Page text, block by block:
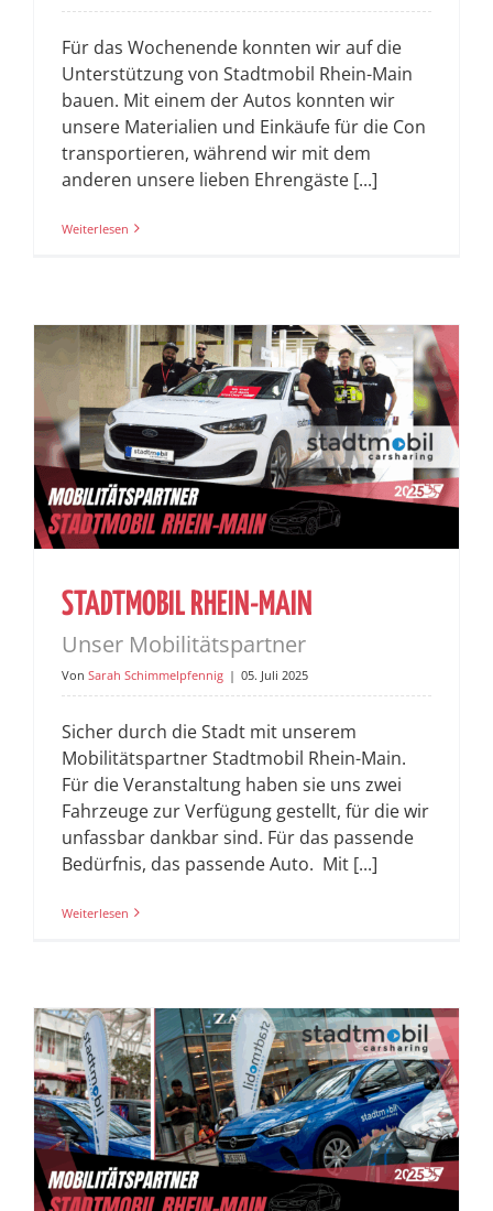
Für das Wochenende konnten wir auf die
Unterstützung von Stadtmobil Rhein-Main
bauen. Mit einem der Autos konnten wir
unsere Materialien und Einkäufe für die Con
transportieren, während wir mit dem
anderen unsere lieben Ehrengäste [...]
Weiterlesen
STADTMOBIL RHEIN-MAIN
Unser Mobilitätspartner
Von Sarah Schimmelpfennig | 05. Juli 2025
Sicher durch die Stadt mit unserem
Mobilitätspartner Stadtmobil Rhein-Main.
Für die Veranstaltung haben sie uns zwei
Fahrzeuge zur Verfügung gestellt, für die wir
unfassbar dankbar sind. Für das passende
Bedürfnis, das passende Auto. Mit [...]
Weiterlesen